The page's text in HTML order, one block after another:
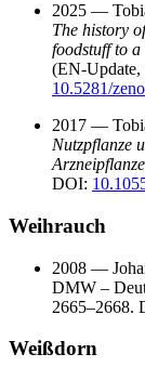
2025 —
The history
foodstuff to
10.5281/
2017 —
Nutzpflanze
DOI:
Weihrauch
2008 —
DMW –
2665–2668.
Weißdorn